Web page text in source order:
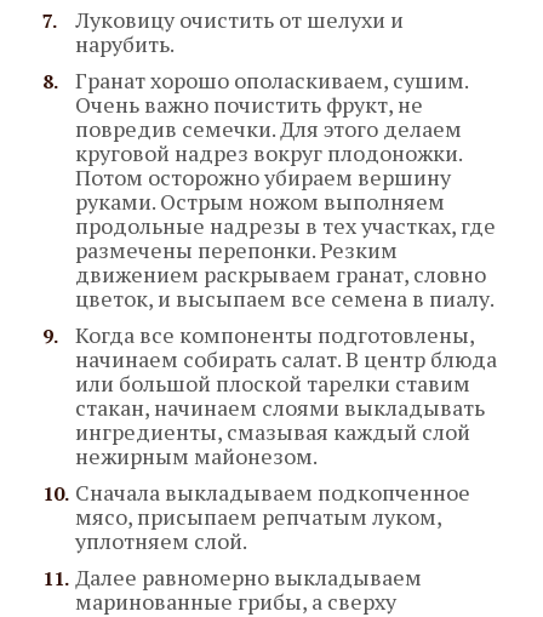
Луковицу очистить от шелухи и
нарубить.
Гранат хорошо ополаскиваем, сушим.
Очень важно почистить фрукт, не
повредив семечки. Для этого делаем
круговой надрез вокруг плодоножки.
Потом осторожно убираем вершину
руками. Острым ножом выполняем
продольные надрезы в тех участках, где
размечены перепонки. Резким
движением раскрываем гранат, словно
цветок, и высыпаем все семена в пиалу.
Когда все компоненты подготовлены,
начинаем собирать салат. В центр блюда
или большой плоской тарелки ставим
стакан, начинаем слоями выкладывать
ингредиенты, смазывая каждый слой
нежирным майонезом.
Сначала выкладываем подкопченное
мясо, присыпаем репчатым луком,
уплотняем слой.
Далее равномерно выкладываем
маринованные грибы, а сверху